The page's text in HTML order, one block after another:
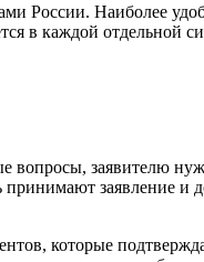
России. Наиболее
в каждой
заявителю
заявление и
которые